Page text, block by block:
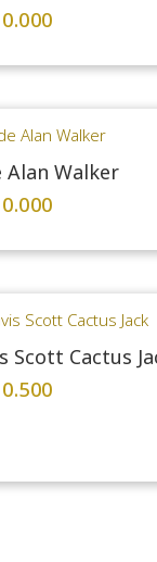
Alan Walker
Scott Cactus